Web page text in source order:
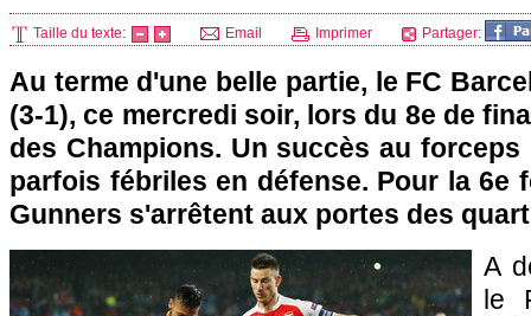
Taille du texte: Email Imprimer Partager:
Au terme d'une belle partie, le FC
(3-1), ce mercredi soir, lors du 8e de
des Champions. Un succès au
parfois fébriles en défense. Pour la 6e
Gunners s'arrêtent aux portes des
A
le